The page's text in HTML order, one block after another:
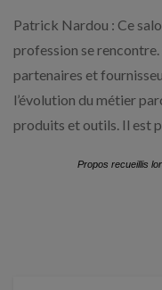
Patrick Nardou : Ce
profession se rencontre.
partenaires et
l’évolution du métier
produits et outils. Il est
Propos recueillis